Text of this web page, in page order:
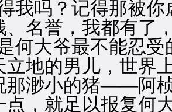
我吗？记得那被
、名誉，我都有了
何大爷最不能忍
立地的男儿，世界
那渺小的猪——阿
点，就足以报复何